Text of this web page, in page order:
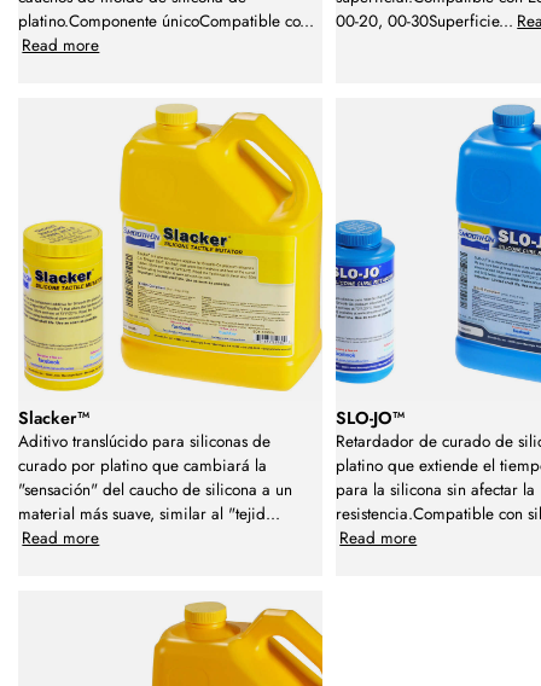
platino.Componente únicoCompatible co...
Read more
00-20, 00-30Superficie...
Slacker™
Aditivo translúcido para siliconas de
curado por platino que cambiará la
"sensación" del caucho de silicona a un
material más suave, similar al "tejid...
Read more
SLO-JO™
Retardador de curado de
platino que extiende el
para la silicona sin afectar la
resistencia.Compatible con
Read more